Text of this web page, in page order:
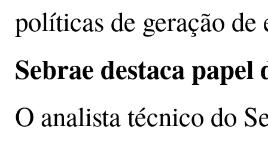
políticas de geração de
Sebrae destaca papel
O analista técnico do